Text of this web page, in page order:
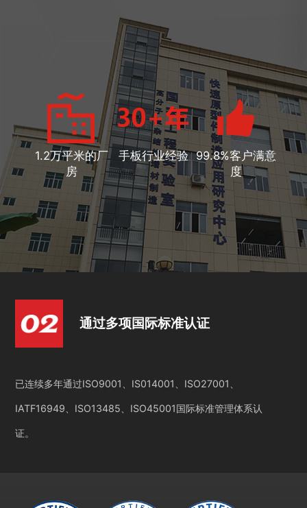
1.2万平米的厂
房
手板行业经验 99.8%客户满意
度
通过多项国际标准认证
已连续多年通过ISO9001、IS014001、ISO27001、
IATF16949、ISO13485、ISO45001国际标准管理体系认
证。